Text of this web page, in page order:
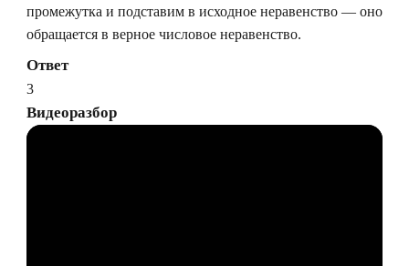
промежутка и подставим в исходное неравенство — оно
обращается в верное числовое неравенство.
Ответ
3
Видеоразбор